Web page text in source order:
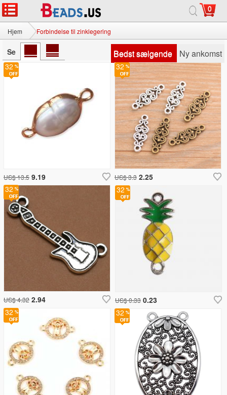
0
Hjem Forbindelse til zinklegering
Se Bedst sælgende Ny ankomst
32
US$ 0.33 0.23
32
32
US$ 4.32 2.94
32
US$ 3.3 2.25
32
US$ 13.5 9.19
32